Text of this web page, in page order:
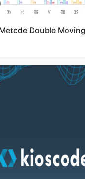
Double